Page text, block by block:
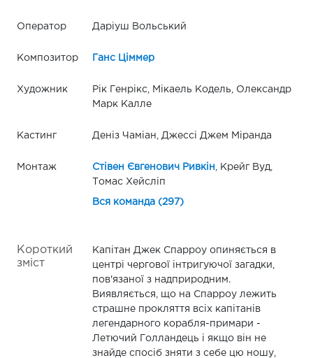
Оператор Даріуш Вольський
Композитор Ганс Ціммер
Художник
Рік Генрікс, Мікаель Кодель, Олександр
Марк Калле
Кастинг Деніз Чаміан, Джессі Джем Міранда
Монтаж Стівен Євгенович Ривкін , Крейг Вуд,
Томас Хейсліп
Вся команда (297)
Короткий
зміст
Капітан Джек Спарроу опиняється в
центрі чергової інтригуючої загадки,
пов'язаної з надприродним.
Виявляється, що на Спарроу лежить
страшне прокляття всіх капітанів
легендарного корабля-примари -
Летючий Голландець і якщо він не
знайде спосіб зняти з себе цю ношу,